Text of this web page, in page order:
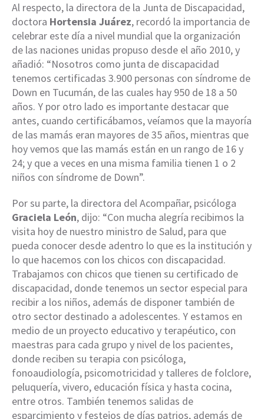
Al respecto, la directora de la Junta de Discapacidad,
doctora Hortensia Juárez, recordó la importancia de
celebrar este día a nivel mundial que la organización
de las naciones unidas propuso desde el año 2010, y
añadió: “Nosotros como junta de discapacidad
tenemos certificadas 3.900 personas con síndrome de
Down en Tucumán, de las cuales hay 950 de 18 a 50
años. Y por otro lado es importante destacar que
antes, cuando certificábamos, veíamos que la mayoría
de las mamás eran mayores de 35 años, mientras que
hoy vemos que las mamás están en un rango de 16 y
24; y que a veces en una misma familia tienen 1 o 2
niños con síndrome de Down”.
Por su parte, la directora del Acompañar, psicóloga
Graciela León, dijo: “Con mucha alegría recibimos la
visita hoy de nuestro ministro de Salud, para que
pueda conocer desde adentro lo que es la institución y
lo que hacemos con los chicos con discapacidad.
Trabajamos con chicos que tienen su certificado de
discapacidad, donde tenemos un sector especial para
recibir a los niños, además de disponer también de
otro sector destinado a adolescentes. Y estamos en
medio de un proyecto educativo y terapéutico, con
maestras para cada grupo y nivel de los pacientes,
donde reciben su terapia con psicóloga,
fonoaudiología, psicomotricidad y talleres de folclore,
peluquería, vivero, educación física y hasta cocina,
entre otros. También tenemos salidas de
esparcimiento y festejos de días patrios, además de